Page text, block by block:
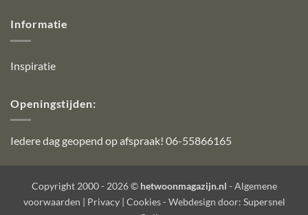
Informatie
Inspiratie
Openingstijden:
Iedere dag geopend op afspraak! 06-55866165
Copyright 2000 - 2026 © hetwoonmagazijn.nl - Algemene
voorwaarden | Privacy| Cookies- Webdesign door: Supersnel